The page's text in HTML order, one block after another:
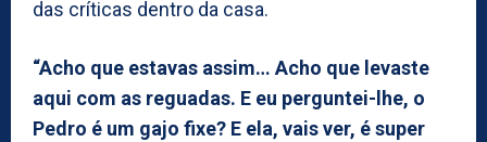
das críticas dentro da casa.
“Acho que estavas assim… Acho que levaste
aqui com as reguadas. E eu perguntei-lhe, o
Pedro é um gajo fixe? E ela, vais ver, é super